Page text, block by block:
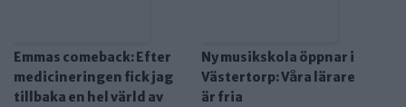
Emmas comeback: Efter
medicineringen fick jag
tillbaka en hel värld av
Ny musikskola öppnar i
Västertorp: Våra lärare
är fria